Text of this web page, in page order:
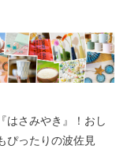
はさみやき』！おし
ぴったりの波佐見